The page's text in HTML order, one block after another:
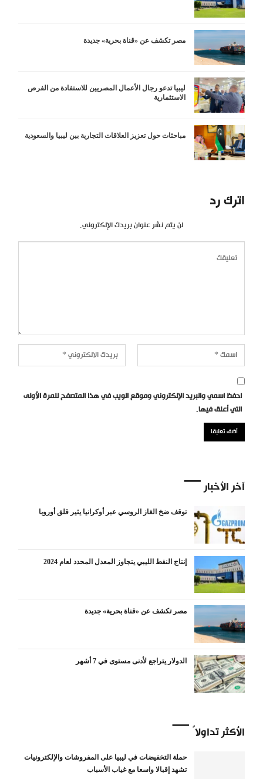
مصر تكشف عن «قناة بحرية» جديدة
ليبيا تدعو رجال الأعمال المصريين للاستفادة من الفرص
الاستثمارية
مباحثات حول تعزيز العلاقات التجارية بين ليبيا والسعودية
اترك رد
لن يتم نشر عنوان بريدك الإلكتروني.
احفظ اسمي والبريد الإلكتروني وموقع الويب في هذا المتصفح للمرة الأولى
التي أعلق فيها.
آخر الأخبار
توقف ضخ الغاز الروسي عبر أوكرانيا يثير قلق أوروبا
إنتاج النفط الليبي يتجاوز المعدل المحدد لعام 2024
مصر تكشف عن «قناة بحرية» جديدة
الدولار يتراجع لأدنى مستوى في 7 أشهر
الأكثر تداولاً
حملة التخفيضات في ليبيا على المفروشات والإلكترونيات
تشهد إقبالا واسعا مع غياب الأسباب